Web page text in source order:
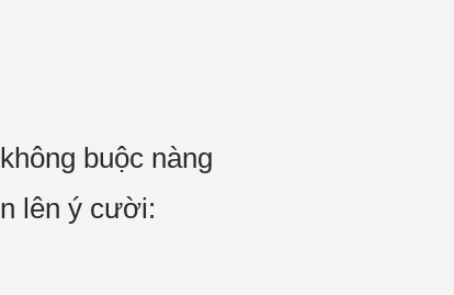
buộc nàng
lên ý cười: